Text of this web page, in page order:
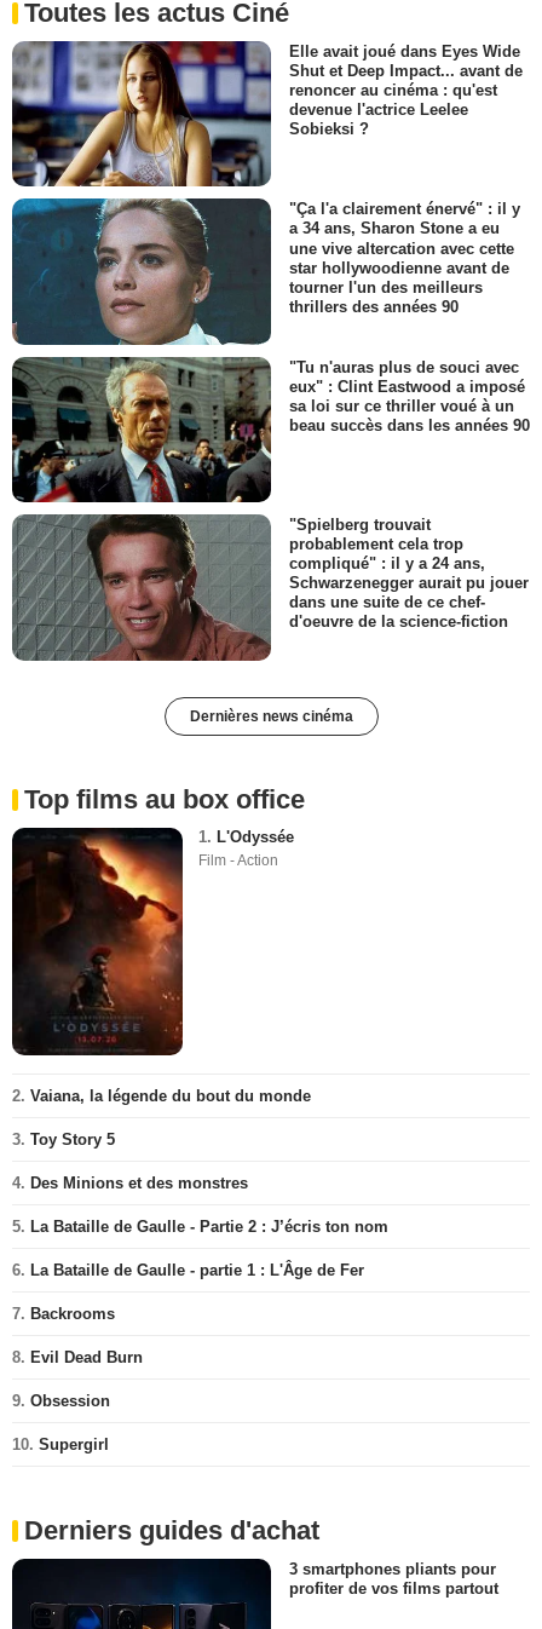
Toutes les actus Ciné
Elle avait joué dans Eyes Wide
Shut et Deep Impact... avant de
renoncer au cinéma : qu'est
devenue l'actrice Leelee
Sobieksi ?
"Ça l'a clairement énervé" : il y
a 34 ans, Sharon Stone a eu
une vive altercation avec cette
star hollywoodienne avant de
tourner l'un des meilleurs
thrillers des années 90
"Tu n'auras plus de souci avec
eux" : Clint Eastwood a imposé
sa loi sur ce thriller voué à un
beau succès dans les années 90
"Spielberg trouvait
probablement cela trop
compliqué" : il y a 24 ans,
Schwarzenegger aurait pu jouer
dans une suite de ce chef-
d'oeuvre de la science-fiction
Dernières news cinéma
Top films au box office
1. L'Odyssée
Film - Action
2. Vaiana, la légende du bout du monde
3. Toy Story 5
4. Des Minions et des monstres
5. La Bataille de Gaulle - Partie 2 : J’écris ton nom
6. La Bataille de Gaulle - partie 1 : L'Âge de Fer
7. Backrooms
8. Evil Dead Burn
9. Obsession
10. Supergirl
Derniers guides d'achat
3 smartphones pliants pour
profiter de vos films partout